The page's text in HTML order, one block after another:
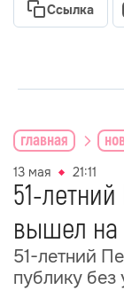
Ссылка
главная
13 мая 21:11
51-
вышел на
51-летний
публику без